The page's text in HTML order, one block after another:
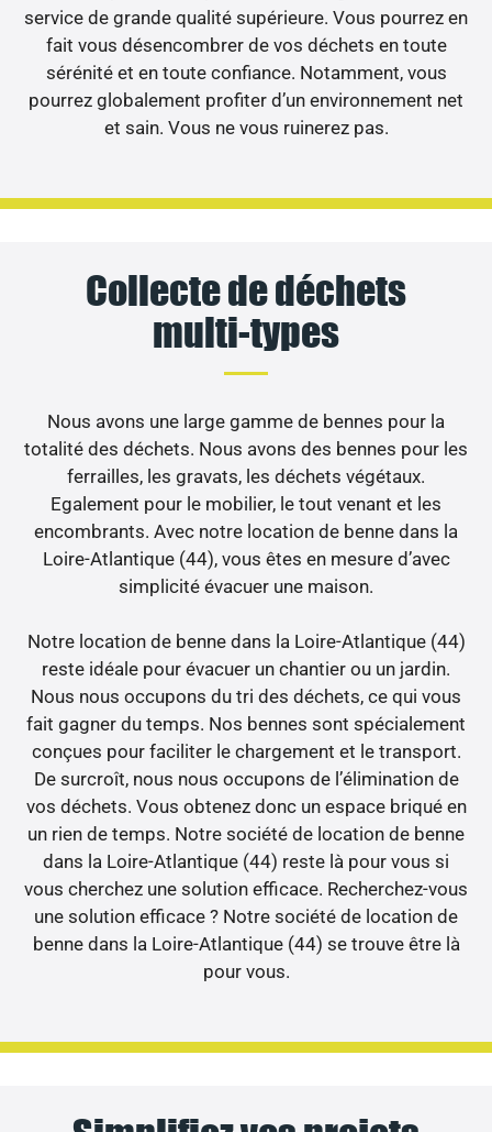
service de grande qualité supérieure. Vous pourrez en
fait vous désencombrer de vos déchets en toute
sérénité et en toute confiance. Notamment, vous
pourrez globalement profiter d’un environnement net
et sain. Vous ne vous ruinerez pas.
Collecte de déchets
multi-types
Nous avons une large gamme de bennes pour la
totalité des déchets. Nous avons des bennes pour les
ferrailles, les gravats, les déchets végétaux.
Egalement pour le mobilier, le tout venant et les
encombrants. Avec notre location de benne dans la
Loire-Atlantique (44), vous êtes en mesure d’avec
simplicité évacuer une maison.
Notre location de benne dans la Loire-Atlantique (44)
reste idéale pour évacuer un chantier ou un jardin.
Nous nous occupons du tri des déchets, ce qui vous
fait gagner du temps. Nos bennes sont spécialement
conçues pour faciliter le chargement et le transport.
De surcroît, nous nous occupons de l’élimination de
vos déchets. Vous obtenez donc un espace briqué en
un rien de temps. Notre société de location de benne
dans la Loire-Atlantique (44) reste là pour vous si
vous cherchez une solution efficace. Recherchez-vous
une solution efficace ? Notre société de location de
benne dans la Loire-Atlantique (44) se trouve être là
pour vous.